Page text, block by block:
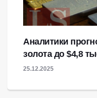
Аналитики
золота до $4,8
25.12.2025